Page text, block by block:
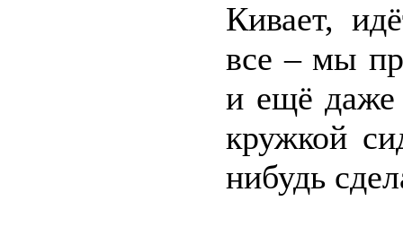
Кивает,
все – мы
и ещё даже
кружкой
нибудь